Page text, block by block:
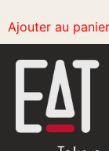
Ajouter au panier